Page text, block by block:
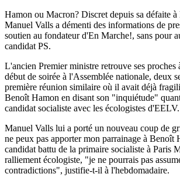
Hamon ou Macron? Discret depuis sa défaite
Manuel Valls a démenti des informations de
soutien au fondateur d'En Marche!, sans pour
candidat PS.
L'ancien Premier ministre retrouve ses proches
début de soirée à l'Assemblée nationale, deux
première réunion similaire où il avait déjà
Benoît Hamon en disant son "inquiétude"
candidat socialiste avec les écologistes d'EELV.
Manuel Valls lui a porté un nouveau coup de
ne peux pas apporter mon parrainage à Benoît
candidat battu de la primaire socialiste à Paris
ralliement écologiste, "je ne pourrais pas
contradictions", justifie-t-il à l'hebdomadaire.